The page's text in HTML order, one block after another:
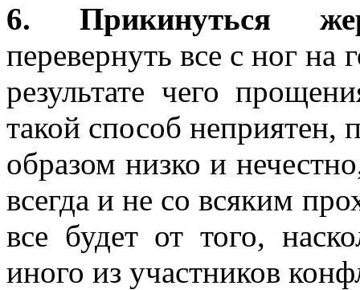
6. Прикинуться
перевернуть все с ног на
результате чего
такой способ неприятен,
образом низко и
всегда и не со всяким
все будет от того,
иного из участников